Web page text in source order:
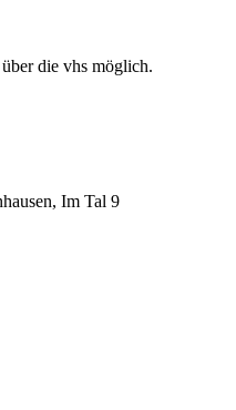
die vhs möglich.
Im Tal 9